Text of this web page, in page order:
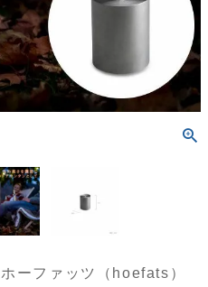
ーファッツ（hoefats）